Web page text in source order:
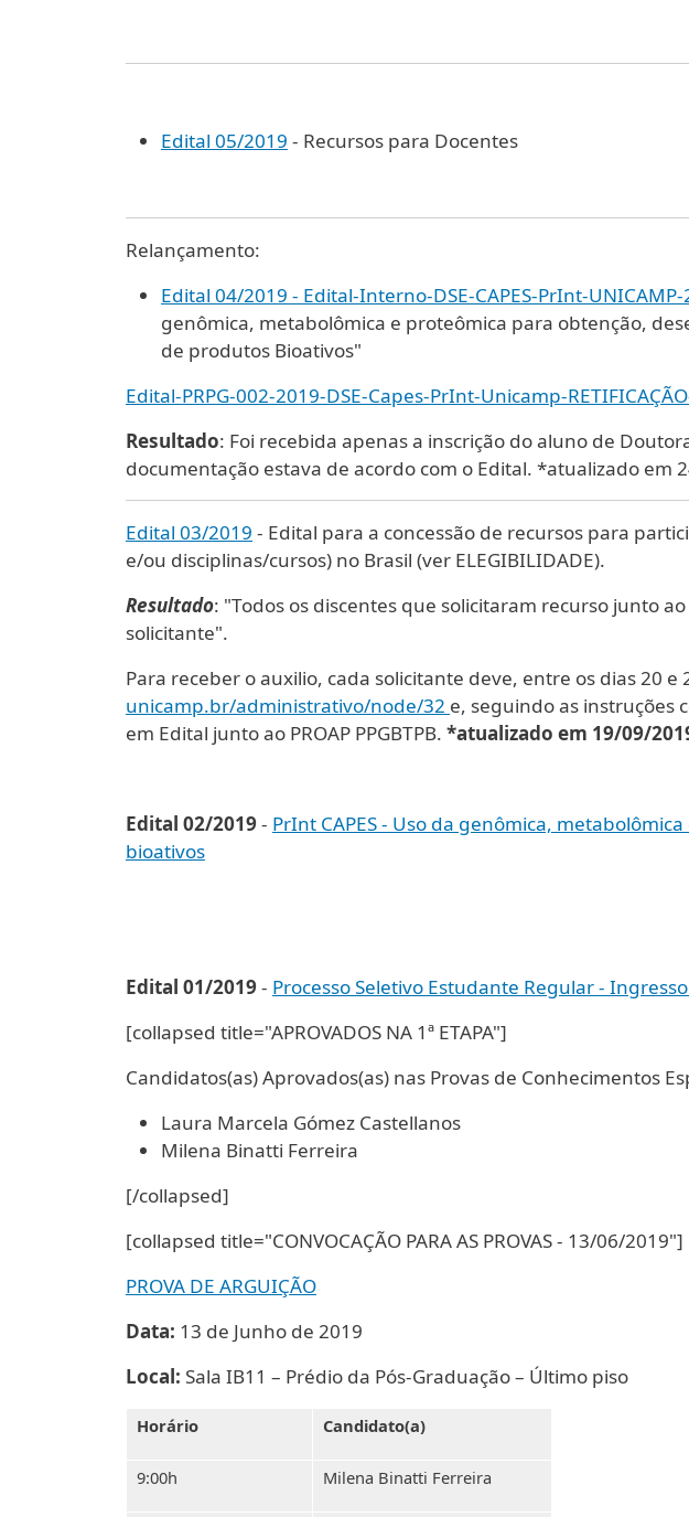
Edital 05/2019 - Recursos para Docentes
Relançamento:
Edital 04/2019 - Edital-Interno-DSE-CAPES-PrInt-
genômica, metabolômica e proteômica para obtenção,
de produtos Bioativos"
Edital-PRPG-002-2019-DSE-Capes-PrInt-Unicamp-
Resultado: Foi recebida apenas a inscrição do aluno de
documentação estava de acordo com o Edital. *atualizado em
Edital 03/2019 - Edital para a concessão de recursos para
e/ou disciplinas/cursos) no Brasil (ver ELEGIBILIDADE).
Resultado: "Todos os discentes que solicitaram recurso junto
solicitante".
Para receber o auxilio, cada solicitante deve, entre os dias 20
unicamp.br/administrativo/node/32 e, seguindo as instruções
em Edital junto ao PROAP PPGBTPB. *atualizado em 19/09/
Edital 02/2019- PrInt CAPES - Uso da genômica,
bioativos
Edital 01/2019- Processo Seletivo Estudante Regular -
[collapsed title="APROVADOS NA 1ª ETAPA"]
Candidatos(as) Aprovados(as) nas Provas de Conhecimentos
Laura Marcela Gómez Castellanos
Milena Binatti Ferreira
[/collapsed]
[collapsed title="CONVOCAÇÃO PARA AS PROVAS - 13/06/2019"]
PROVA DE ARGUIÇÃO
Data: 13 de Junho de 2019
Local: Sala IB11 – Prédio da Pós-Graduação – Último piso
Horário Candidato(a)
9:00h Milena Binatti Ferreira